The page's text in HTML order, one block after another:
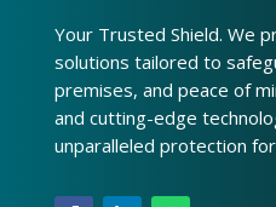
Your Trusted Shield. We
solutions tailored to
premises, and peace of
and cutting-edge
unparalleled protection